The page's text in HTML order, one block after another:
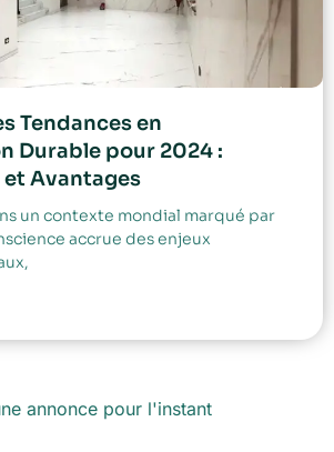
Tendances en
Durable pour 2024 :
Avantages
un contexte mondial marqué par
accrue des enjeux
annonce pour l'instant